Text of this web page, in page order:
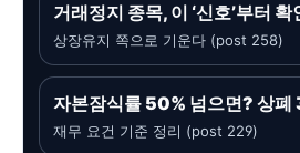
거래정지 종목, 이 ‘신호’부터
상장유지 쪽으로 기운다 (post 258)
자본잠식률 50% 넘으면? 상폐
재무 요건 기준 정리 (post 229)